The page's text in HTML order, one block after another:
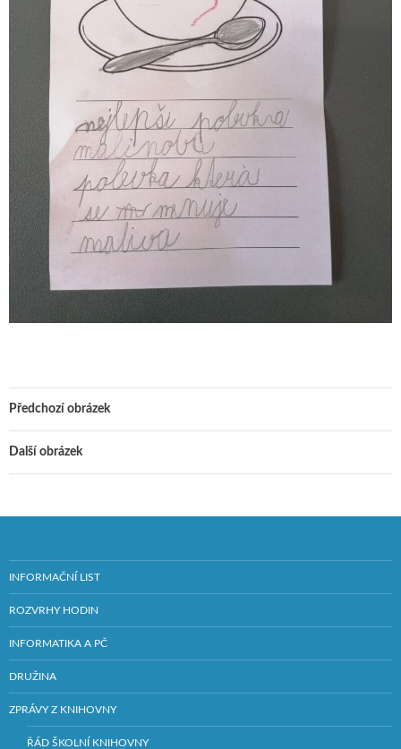
Předchozí obrázek
Další obrázek
INFORMAČNÍ LIST
ROZVRHY HODIN
INFORMATIKA A PČ
DRUŽINA
ZPRÁVY Z KNIHOVNY
ŘÁD ŠKOLNÍ KNIHOVNY